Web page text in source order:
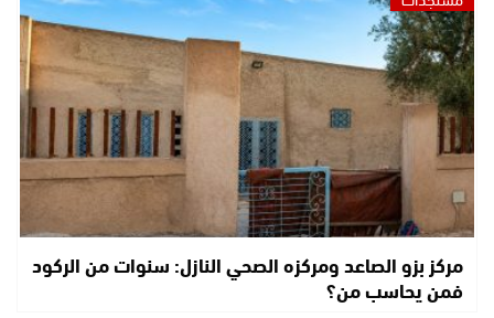
مركز بزو الصاعد ومركزه الصحي النازل: سنوات من الركود
فمن يحاسب من؟